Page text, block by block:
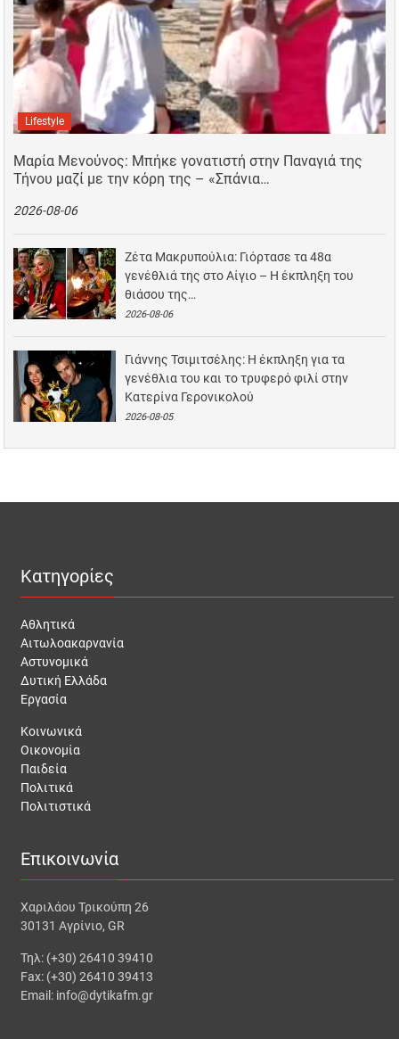
Lifestyle
Μαρία Μενούνος: Μπήκε γονατιστή στην Παναγιά της
Τήνου μαζί με την κόρη της – «Σπάνια…
2026-08-06
Ζέτα Μακρυπούλια: Γιόρτασε τα 48α
γενέθλιά της στο Αίγιο – Η έκπληξη του
θιάσου της…
2026-08-06
Γιάννης Τσιμιτσέλης: Η έκπληξη για τα
γενέθλια του και το τρυφερό φιλί στην
Κατερίνα Γερονικολού
2026-08-05
Κατηγορίες
Αθλητικά
Αιτωλοακαρνανία
Αστυνομικά
Δυτική Ελλάδα
Εργασία
Κοινωνικά
Οικονομία
Παιδεία
Πολιτικά
Πολιτιστικά
Επικοινωνία
Χαριλάου Τρικούπη 26
30131 Αγρίνιο, GR
Τηλ: (+30) 26410 39410
Fax: (+30) 26410 39413
Email: info@dytikafm.gr